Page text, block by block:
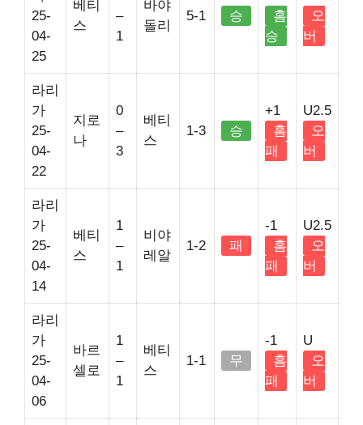
25-
04-
25
베티
스
–
1
바야
돌리
5-1 승
홈
승
오
버
라리
가
25-
04-
22
지로
나
0
–
3
베티
스
1-3 승
+1
홈
패
U2.5
오
버
라리
가
25-
04-
14
베티
스
1
–
1
비야
레알
1-2 패
-1
홈
패
U2.5
오
버
라리
가
25-
04-
06
바르
셀로
1
–
1
베티
스
1-1 무
-1
홈
패
U
오
버